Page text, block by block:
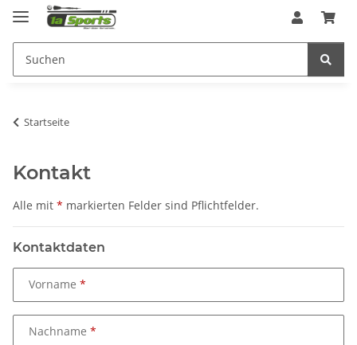
Startseite
Kontakt
Alle mit * markierten Felder sind Pflichtfelder.
Kontaktdaten
Vorname
Nachname